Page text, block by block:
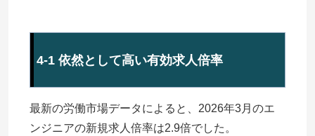
4-1 依然として高い有効求人倍率
最新の労働市場データによると、2026年3月のエ
ンジニアの新規求人倍率は2.9倍でした。